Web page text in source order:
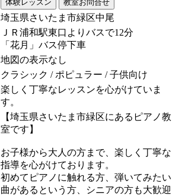
埼玉県さいたま市緑区中尾
ＪＲ浦和駅東口よりバスで12分
「花月」バス停下車
地図の表示なし
クラシック / ポピュラー / 子供向け
楽しく丁寧なレッスンを心がけていま
す。
【埼玉県さいたま市緑区にあるピアノ教
室です】
お子様から大人の方まで、楽しく丁寧な
指導を心がけております。
初めてピアノに触れる方、弾いてみたい
曲があるという方、シニアの方も大歓迎